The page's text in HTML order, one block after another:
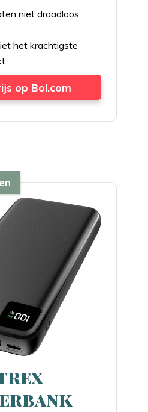
niet draadloos
het krachtigste
op Bol.com